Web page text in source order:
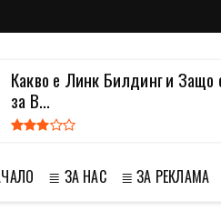
Какво е Линк Билдинг и Защо
за В...
≣ ЗА НАС ≣ ЗА РЕКЛАМА